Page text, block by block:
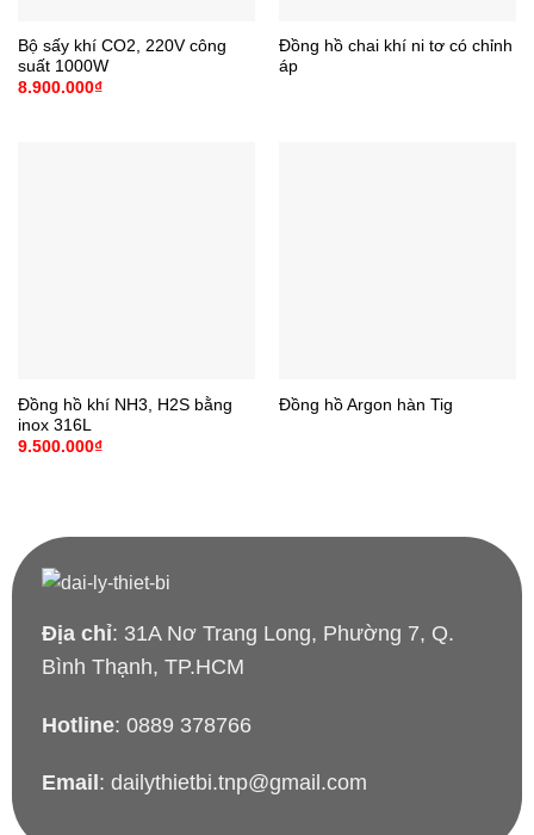
Bộ sấy khí CO2, 220V công
suất 1000W
8.900.000₫
Đồng hồ chai khí ni tơ có chỉnh
áp
Đồng hồ khí NH3, H2S bằng
inox 316L
9.500.000₫
Đồng hồ Argon hàn Tig
Địa chỉ: 31A Nơ Trang Long, Phường 7, Q.
Bình Thạnh, TP.HCM
Hotline: 0889 378766
Email : dailythietbi.tnp@gmail.com